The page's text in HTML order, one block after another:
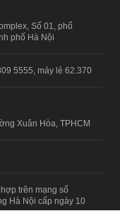
Số 01, phố
phố Hà Nội
5555, máy lẻ 62.370
Xuân Hòa, TPHCM
trên mạng số
Hà Nội cấp ngày 10